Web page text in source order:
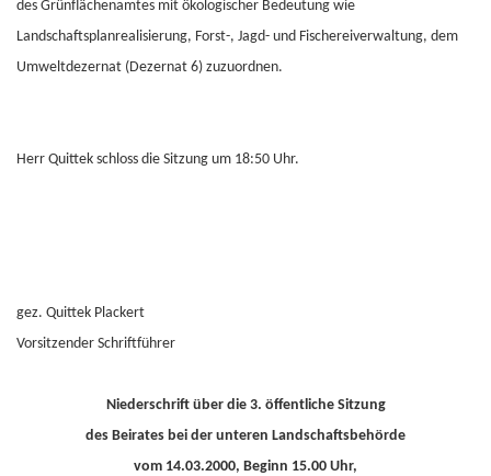
des Grünflächenamtes mit ökologischer Bedeutung wie
Landschaftsplanrealisierung, Forst-, Jagd- und Fischereiverwaltung, dem
Umweltdezernat (Dezernat 6) zuzuordnen.
Herr Quittek schloss die Sitzung um 18:50 Uhr.
gez. Quittek Plackert
Vorsitzender Schriftführer
Niederschrift über die 3. öffentliche Sitzung
des Beirates bei der unteren Landschaftsbehörde
vom 14.03.2000, Beginn 15.00 Uhr,